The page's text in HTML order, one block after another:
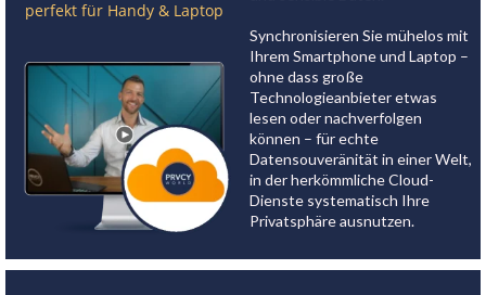
perfekt für Handy & Laptop
Synchronisieren Sie mühelos mit
Ihrem Smartphone und Laptop –
ohne dass große
Technologieanbieter etwas
lesen oder nachverfolgen
können – für echte
Datensouveränität in einer Welt,
in der herkömmliche Cloud-
Dienste systematisch Ihre
Privatsphäre ausnutzen.